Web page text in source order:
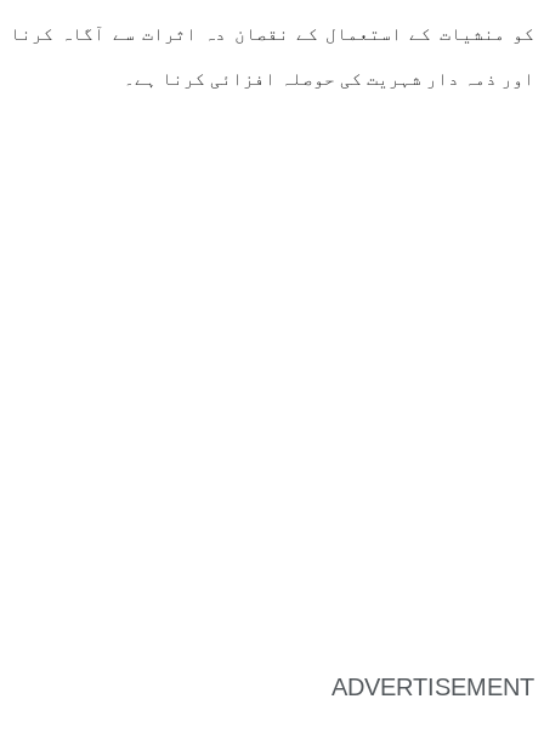
کو منشیات کے استعمال کے نقصان دہ اثرات سے آگاہ کرنا
اور ذمہ دار شہریت کی حوصلہ افزائی کرنا ہے۔
ADVERTISEMENT